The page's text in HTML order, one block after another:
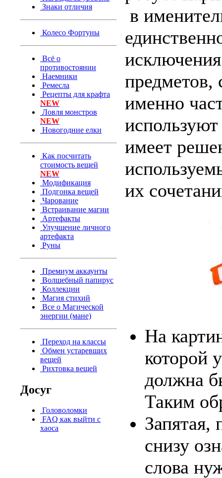
Знаки отличия
Колесо Фортуны
Всё о
противостоянии
Наемники
Ремесла
Рецепты для крафта
NEW
Ловля монстров
NEW
Новогодние елки
Как посчитать
стоимость вещей
NEW
Модификация
Подгонка вещей
Чарование
Встраивание магии
Артефакты
Улучшение личного
артефакта
Руны
Премиум аккаунты
Волшебный папирус
Коллекции
Магия стихий
Все о Магической
энергии (мане)
Переход на классы
Обмен устаревших
вещей
Рихтовка вещей
Досуг
Головоломки
FAQ как выйти с
хаоса
в
предметов,
именно
используют
имеет
их
На
которой
должна
Таким
Запятая,
снизу
слова